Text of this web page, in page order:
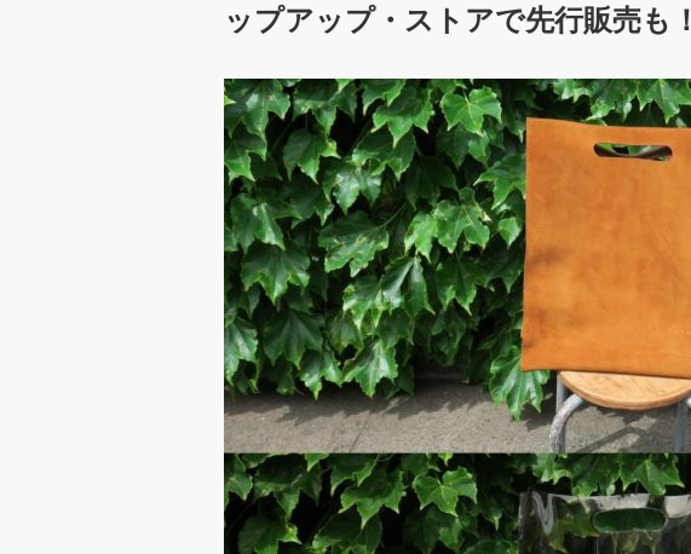
ップアップ・ストアで先行販売も！